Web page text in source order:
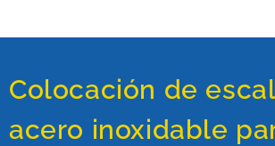
Colocación de
acero inoxidable